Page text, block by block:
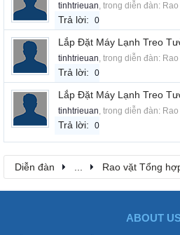
tinhtrieuan, trong diễn đàn:
Trả lời: 0
Lắp Đặt Máy Lạnh Treo
tinhtrieuan, trong diễn đàn:
Trả lời: 0
Lắp Đặt Máy Lạnh Treo
tinhtrieuan, trong diễn đàn:
Trả lời: 0
Diễn đàn ... Rao vặt Tổng
ABOUT